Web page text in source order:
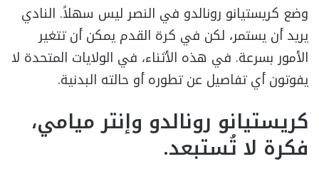
وضع كريستيانو رونالدو في النصر ليس سهلاً. النادي
يريد أن يستمر، لكن في كرة القدم يمكن أن تتغير
الأمور بسرعة. في هذه الأثناء، في الولايات المتحدة لا
يفوتون أي تفاصيل عن تطوره أو حالته البدنية.
كريستيانو رونالدو وإنتر ميامي،
فكرة لا تُستبعد.